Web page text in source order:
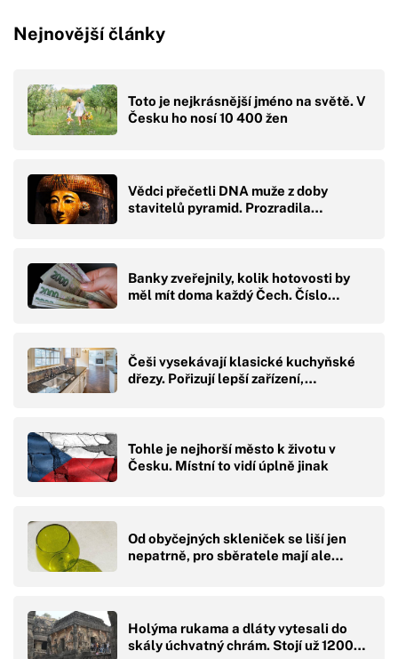
Nejnovější články
Toto je nejkrásnější jméno na světě. V
Česku ho nosí 10 400 žen
Vědci přečetli DNA muže z doby
stavitelů pyramid. Prozradila…
Banky zveřejnily, kolik hotovosti by
měl mít doma každý Čech. Číslo…
Češi vysekávají klasické kuchyňské
dřezy. Pořizují lepší zařízení,…
Tohle je nejhorší město k životu v
Česku. Místní to vidí úplně jinak
Od obyčejných skleniček se liší jen
nepatrně, pro sběratele mají ale…
Holýma rukama a dláty vytesali do
skály úchvatný chrám. Stojí už 1200…